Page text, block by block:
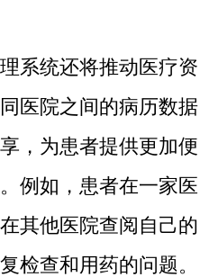
系统还将推动医疗资
医院之间的病历数据
，为患者提供更加便
例如，患者在一家医
其他医院查阅自己的
检查和用药的问题。